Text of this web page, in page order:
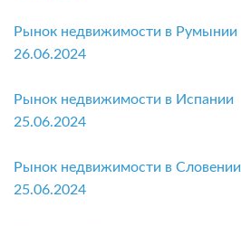
Рынок недвижимости в Румынии
26.06.2024
Рынок недвижимости в Испании
25.06.2024
Рынок недвижимости в Словении
25.06.2024